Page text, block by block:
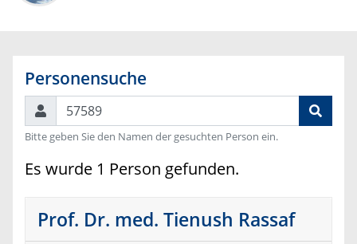
Personensuche
Suchen
Bitte geben Sie den Namen der gesuchten Person ein.
Es wurde 1 Person gefunden.
Prof. Dr. med. Tienush Rassaf